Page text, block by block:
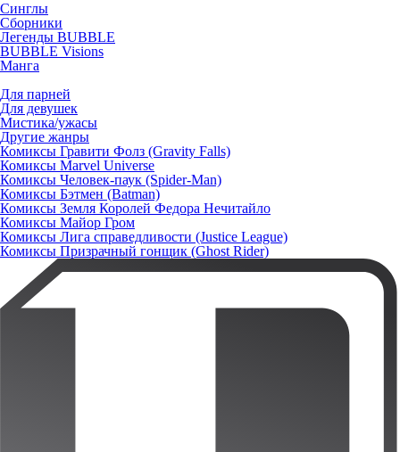
Синглы
Сборники
Легенды BUBBLE
BUBBLE Visions
Манга
Для парней
Для девушек
Мистика/ужасы
Другие жанры
Комиксы Гравити Фолз (Gravity Falls)
Комиксы Marvel Universe
Комиксы Человек-паук (Spider-Man)
Комиксы Бэтмен (Batman)
Комиксы Земля Королей Федора Нечитайло
Комиксы Майор Гром
Комиксы Лига справедливости (Justice League)
Комиксы Призрачный гонщик (Ghost Rider)